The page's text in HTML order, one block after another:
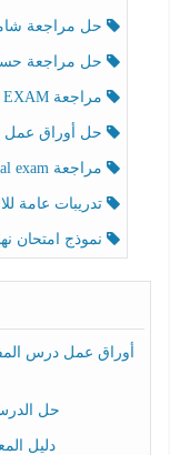
حل مراجعة شاملة
حل مراجعة حسب الهيكل
مراجعة FINAL EXAMاللغة الإنجليزية الصف الخامس الفصل الثالث
حل أوراق عمل مراجعة
مراجعة Preparation for the Final exam اللغة الإنجليزية الصف الرابع الفصل الثالث
تدريبات عامة
نموذج امتحان
أوراق عمل درس
حل
دليل